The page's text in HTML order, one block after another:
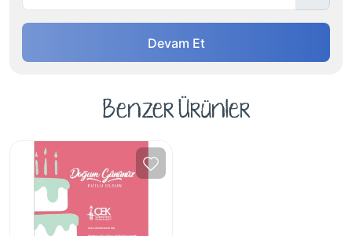
Devam Et
Benzer Ürünler